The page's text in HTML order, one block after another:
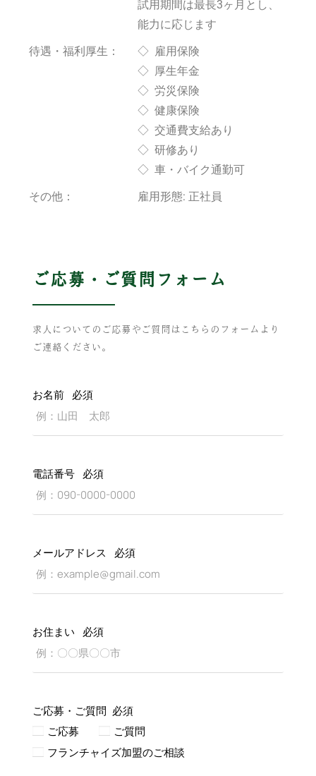
試用期間は最長3ヶ月とし、
能力に応じます
待遇・福利厚生：
◇ 雇用保険
◇ 厚生年金
◇ 労災保険
◇ 健康保険
◇ 交通費支給あり
◇ 研修あり
◇ 車・バイク通勤可
その他：
雇用形態: 正社員
ご応募・ご質問フォーム
求人についてのご応募やご質問はこちらのフォームより
ご連絡ください。
お名前 必須
電話番号 必須
メールアドレス 必須
お住まい 必須
ご応募・ご質問 必須
ご応募
ご質問
フランチャイズ加盟のご相談